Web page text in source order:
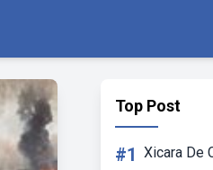
Top Post
#1 Xicara De